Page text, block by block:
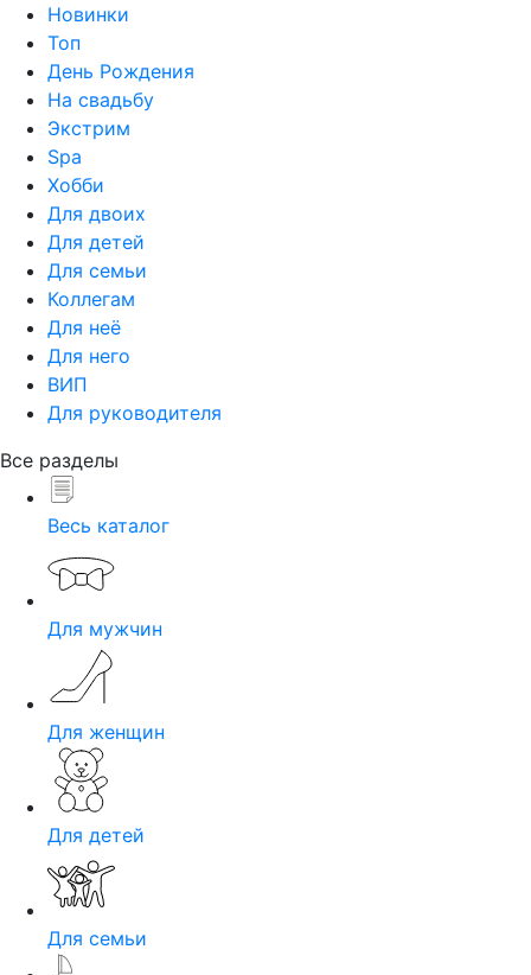
Новинки
Топ
День Рождения
На свадьбу
Экстрим
Spa
Хобби
Для двоих
Для детей
Для семьи
Коллегам
Для неё
Для него
ВИП
Для руководителя
Все разделы
Весь каталог
Для мужчин
Для женщин
Для детей
Для семьи